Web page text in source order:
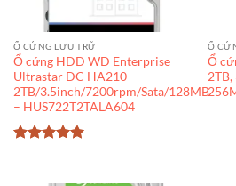
Ổ CỨNG LƯU TRỮ
Ổ cứng HDD WD Enterprise
Ultrastar DC HA210
2TB/3.5inch/7200rpm/Sata/128MB
– HUS722T2TALA604
Ổ
Ổ
2TB,